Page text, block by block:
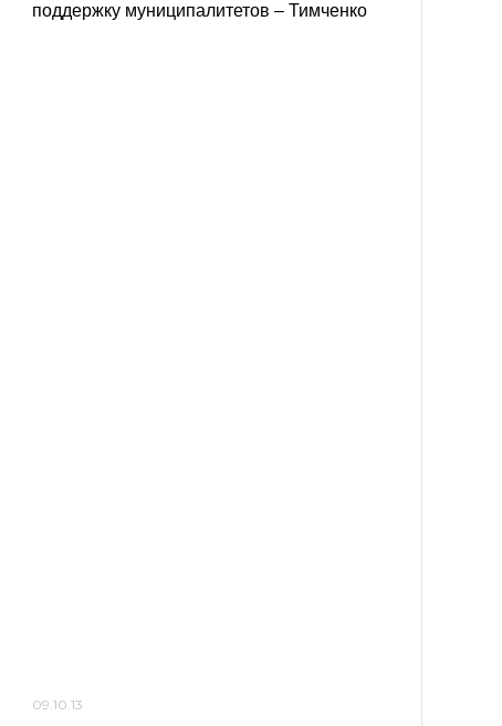
поддержку муниципалитетов – Тимченко
09.10.13